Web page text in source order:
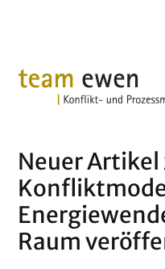
Neuer Artikel
Raum